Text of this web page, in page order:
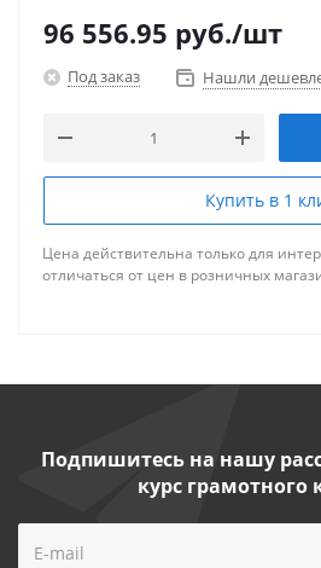
96 556.95 руб./шт
Под заказ Нашли
Купить в 1
Цена действительна только для
отличаться от цен в розничных
Подпишитесь на нашу
курс грамотного